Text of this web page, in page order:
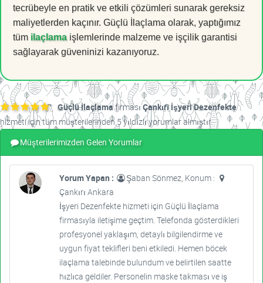
tecrübeyle en pratik ve etkili çözümleri sunarak gereksiz
maliyetlerden kaçınır. Güçlü İlaçlama olarak, yaptığımız
tüm ilaçlamaişlemlerinde malzeme ve işçilik garantisi
sağlayarak güveninizi kazanıyoruz.
Güçlü İlaçlamafirmasıÇankırı İşyeri Dezenfekte
hizmeti için tüm müşterilerinden 5 yıldızlı yorumlar almıştır.
Müşterilerimizden Gelen Yorumlar
Yorum Yapan :
Şaban Sönmez, Konum :
Çankırı Ankara
İşyeri Dezenfekte hizmeti için Güçlü İlaçlama
firmasıyla iletişime geçtim. Telefonda gösterdikleri
profesyonel yaklaşım, detaylı bilgilendirme ve
uygun fiyat teklifleri beni etkiledi. Hemen böcek
ilaçlama talebinde bulundum ve belirtilen saatte
hızlıca geldiler. Personelin maske takması ve iş